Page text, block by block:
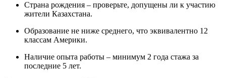
Страна рождения – проверьте, допущены ли к участию
жители Казахстана.
Образование не ниже среднего, что эквивалентно 12
классам Америки.
Наличие опыта работы – минимум 2 года стажа за
последние 5 лет.